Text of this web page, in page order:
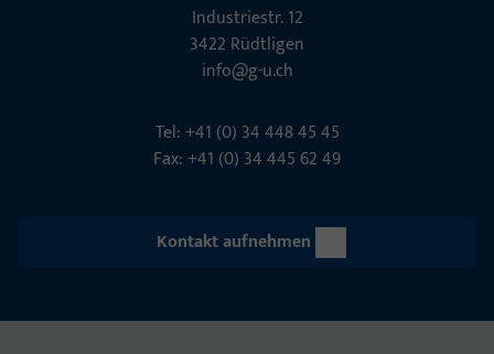
Indu­s­triestr. 12
3422 Rüdt­ligen
info@g-u.ch
Tel: +41 (0) 34 448 45 45
Fax: +41 (0) 34 445 62 49
Kontakt aufnehmen